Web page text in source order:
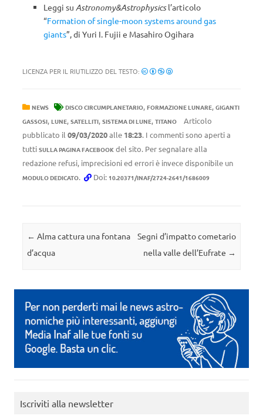
Leggi su Astronomy&Astrophysicsl’articolo
“Formation of single-moon systems around gas
giants”, di Yuri I. Fujii e Masahiro Ogihara
LICENZA PER IL RIUTILIZZO DEL TESTO:
NEWS DISCO CIRCUMPLANETARIO, FORMAZIONE LUNARE, GIGANTI
GASSOSI, LUNE, SATELLITI, SISTEMA DI LUNE, TITANO
Articolo
pubblicato il 09/03/2020alle 18:23. I commenti sono aperti a
tutti SULLA PAGINA FACEBOOK del sito. Per segnalare alla
redazione refusi, imprecisioni ed errori è invece disponibile un
MODULO DEDICATO. Doi: 10.20371/INAF/2724-2641/1686009
Navigazione articolo
← Alma cattura una fontana
d’acqua
Segni d’impatto cometario
nella valle dell’Eufrate →
Iscriviti alla newsletter